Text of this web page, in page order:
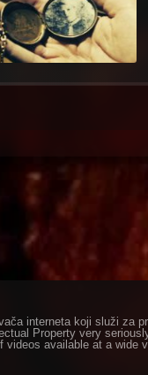
interneta koji služi
Property very
available at a wide